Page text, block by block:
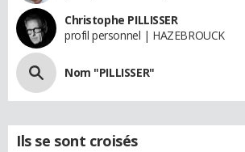
Christophe PILLISSER
profil personnel | HAZEBROUCK
Nom "PILLISSER"
Ils se sont croisés